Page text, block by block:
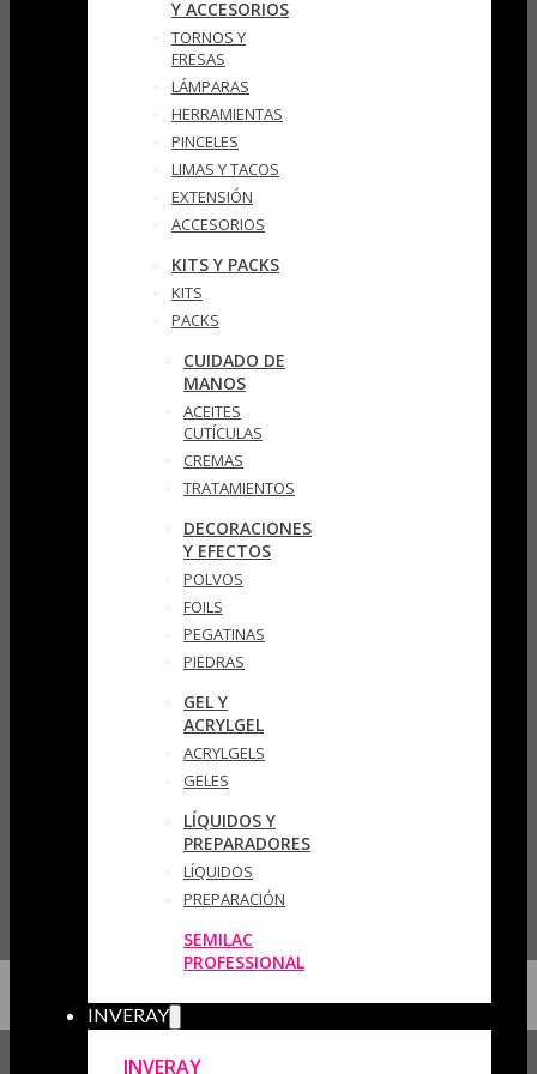
Y ACCESORIOS
TORNOS Y
FRESAS
LÁMPARAS
HERRAMIENTAS
PINCELES
LIMAS Y TACOS
EXTENSIÓN
ACCESORIOS
KITS Y PACKS
KITS
PACKS
CUIDADO DE
MANOS
ACEITES
CUTÍCULAS
CREMAS
TRATAMIENTOS
DECORACIONES
Y EFECTOS
POLVOS
FOILS
PEGATINAS
PIEDRAS
GEL Y
ACRYLGEL
ACRYLGELS
GELES
LÍQUIDOS Y
PREPARADORES
LÍQUIDOS
PREPARACIÓN
SEMILAC
PROFESSIONAL
INVERAY
INVERAY